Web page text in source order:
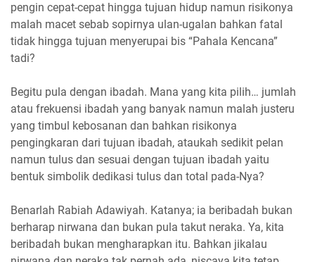
pengin cepat-cepat hingga tujuan hidup namun risikonya
malah macet sebab sopirnya ulan-ugalan bahkan fatal
tidak hingga tujuan menyerupai bis “Pahala Kencana”
tadi?
Begitu pula dengan ibadah. Mana yang kita pilih… jumlah
atau frekuensi ibadah yang banyak namun malah justeru
yang timbul kebosanan dan bahkan risikonya
pengingkaran dari tujuan ibadah, ataukah sedikit pelan
namun tulus dan sesuai dengan tujuan ibadah yaitu
bentuk simbolik dedikasi tulus dan total pada-Nya?
Benarlah Rabiah Adawiyah. Katanya; ia beribadah bukan
berharap nirwana dan bukan pula takut neraka. Ya, kita
beribadah bukan mengharapkan itu. Bahkan jikalau